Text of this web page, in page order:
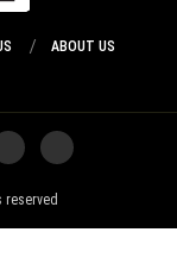
ABOUT US
©